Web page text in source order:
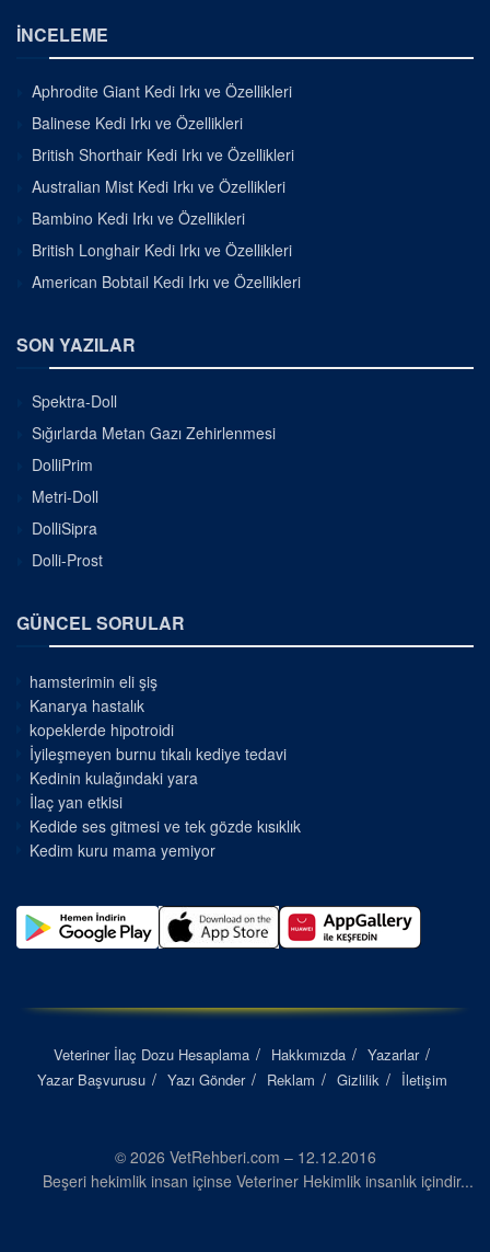
İNCELEME
Aphrodite Giant Kedi Irkı ve Özellikleri
Balinese Kedi Irkı ve Özellikleri
British Shorthair Kedi Irkı ve Özellikleri
Australian Mist Kedi Irkı ve Özellikleri
Bambino Kedi Irkı ve Özellikleri
British Longhair Kedi Irkı ve Özellikleri
American Bobtail Kedi Irkı ve Özellikleri
SON YAZILAR
Spektra-Doll
Sığırlarda Metan Gazı Zehirlenmesi
DolliPrim
Metri-Doll
DolliSipra
Dolli-Prost
GÜNCEL SORULAR
hamsterimin eli şiş
Kanarya hastalık
kopeklerde hipotroidi
İyileşmeyen burnu tıkalı kediye tedavi
Kedinin kulağındaki yara
İlaç yan etkisi
Kedide ses gitmesi ve tek gözde kısıklık
Kedim kuru mama yemiyor
Veteriner İlaç Dozu Hesaplama Hakkımızda
Yazarlar
Yazar Başvurusu
Yazı Gönder Reklam Gizlilik İletişim
© 2026 VetRehberi.com – 12.12.2016
Beşeri hekimlik insan içinse Veteriner Hekimlik insanlık içindir...